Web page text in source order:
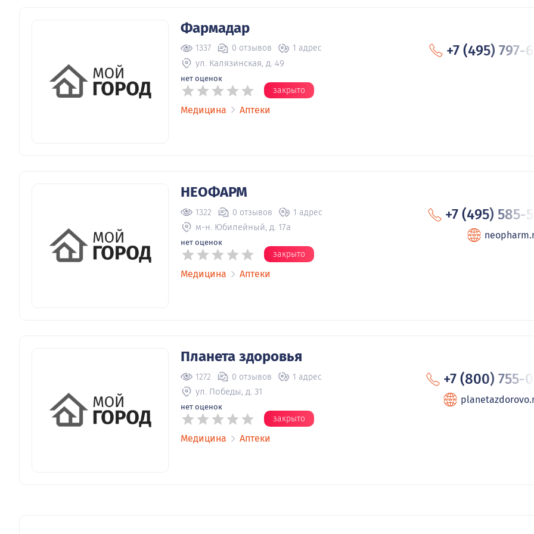
Фармадар
1337 0 отзывов 1 адрес
ул. Калязинская, д. 49
нет оценок
закрыто
+7 (495) 797-63
Медицина Аптеки
НЕОФАРМ
1322 0 отзывов 1 адрес
м-н. Юбилейный, д. 17а
нет оценок
закрыто
+7 (495) 585-55
Медицина Аптеки
Планета здоровья
1272 0 отзывов 1 адрес
ул. Победы, д. 31
нет оценок
закрыто
+7 (800) 755-05
Медицина Аптеки